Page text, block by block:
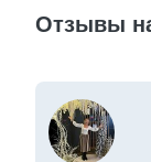
Отзывы